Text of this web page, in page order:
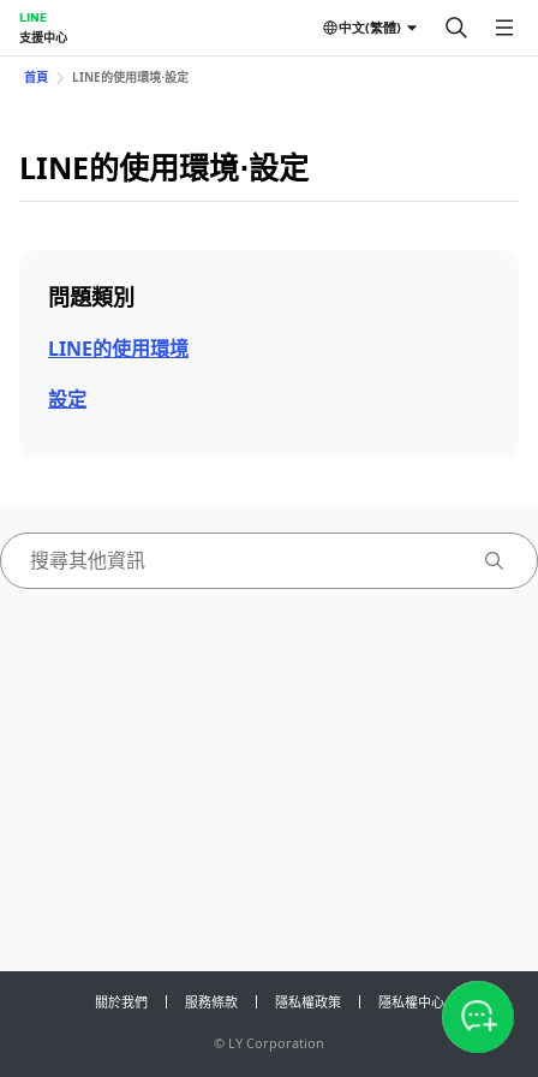
LINE
支援中心
中文(繁體)
首頁 LINE的使用環境⋅設定
LINE的使用環境⋅設定
問題類別
LINE的使用環境
設定
關於我們 服務條款 隱私權政策 隱私權中心
© LY Corporation